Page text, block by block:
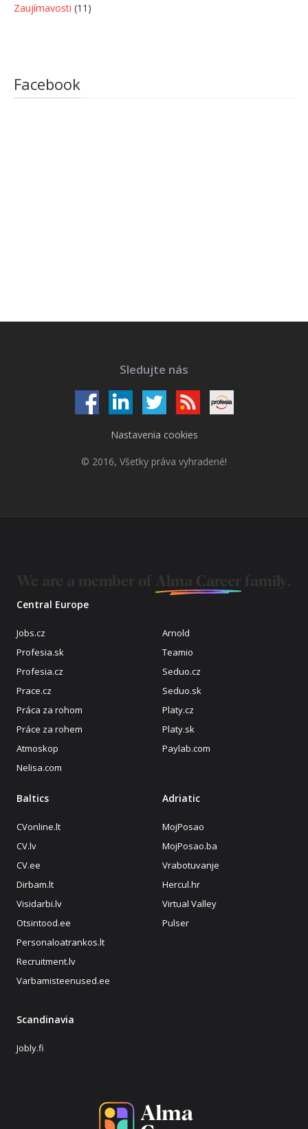
Zaujímavosti (11)
Facebook
Sledujte nás
Nastavenia cookies
© 2016, Všetky práva vyhradené!
Central Europe
Jobs.cz
Profesia.sk
Profesia.cz
Prace.cz
Práca za rohom
Práce za rohem
Atmoskop
Nelisa.com
Arnold
Teamio
Seduo.cz
Seduo.sk
Platy.cz
Platy.sk
Paylab.com
Baltics
CVonline.lt
CV.lv
CV.ee
Dirbam.lt
Visidarbi.lv
Otsintood.ee
Personaloatrankos.lt
Recruitment.lv
Varbamisteenused.ee
Adriatic
MojPosao
MojPosao.ba
Vrabotuvanje
Hercul.hr
Virtual Valley
Pulser
Scandinavia
Jobly.fi